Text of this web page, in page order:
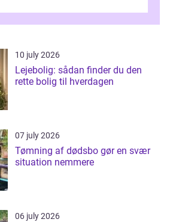
10 july 2026
Lejebolig: sådan finder du den
rette bolig til hverdagen
07 july 2026
Tømning af dødsbo gør en svær
situation nemmere
06 july 2026